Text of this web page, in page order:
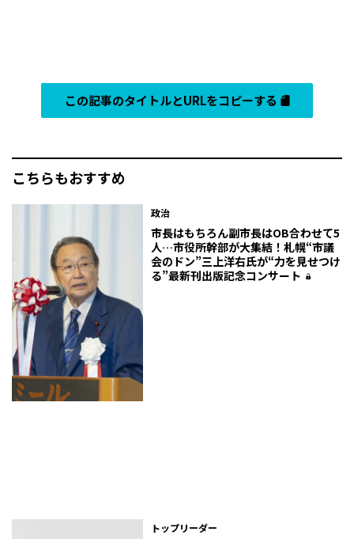
この記事のタイトルとURLをコピーする
こちらもおすすめ
政治
市長はもちろん副市長はOB合わせて5
人…市役所幹部が大集結！札幌“市議
会のドン”三上洋右氏が“力を見せつけ
る”最新刊出版記念コンサート
トップリーダー